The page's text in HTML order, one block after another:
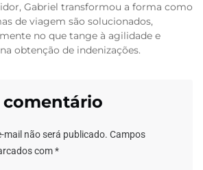
Gabriel transformou a forma como
de viagem são solucionados,
no que tange à agilidade e
obtenção de indenizações.
comentário
mail não será publicado. Campos
com*